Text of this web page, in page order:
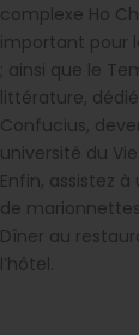
complexe Ho
important pour
; ainsi que le
littérature,
Confucius,
université du
Enfin, assistez
de marionnettes
Dîner au
l’hôtel.